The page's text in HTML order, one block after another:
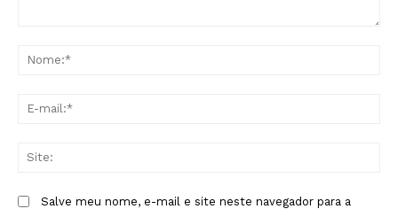
Salve meu nome, e-mail e site neste navegador para a